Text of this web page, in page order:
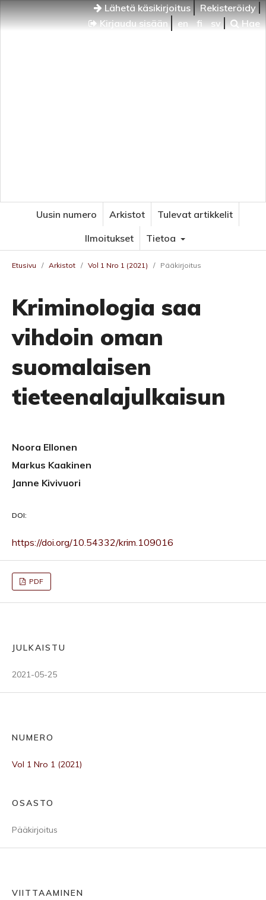
Lähetä käsikirjoitus
Rekisteröidy
Kirjaudu sisään
en fi sv Hae
Uusin numero Arkistot
Tulevat artikkelit
Ilmoitukset
Tietoa
Etusivu / Arkistot / Vol 1 Nro 1 (2021) / Pääkirjoitus
Kriminologia saa
vihdoin oman
suomalaisen
tieteenalajulkaisun
Noora Ellonen
Markus Kaakinen
Janne Kivivuori
DOI:
https://doi.org/10.54332/krim.109016
PDF
JULKAISTU
2021-05-25
NUMERO
Vol 1 Nro 1 (2021)
OSASTO
Pääkirjoitus
VIITTAAMINEN